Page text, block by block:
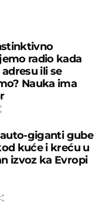
radio kada
ili se
Nauka ima
giganti gube
kuće i kreću u
izvoz ka Evropi